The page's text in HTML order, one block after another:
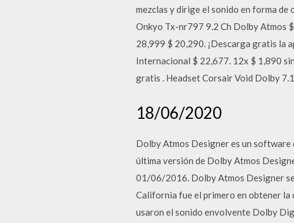
mezclas y dirige el sonido en forma
Onkyo Tx-nr797 9.2 Ch Dolby Atmos
28,999 $ 20,290. ¡Descarga gratis la
Internacional $ 22,677. 12x $ 1,890
gratis . Headset Corsair Void Dolby
18/06/2020
Dolby Atmos Designer es un
última versión de Dolby Atmos
01/06/2016. Dolby Atmos Designer
California fue el primero en obtener la
usaron el sonido envolvente Dolby